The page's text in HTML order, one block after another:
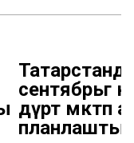
сентябрьгә
дүрт мәктәп